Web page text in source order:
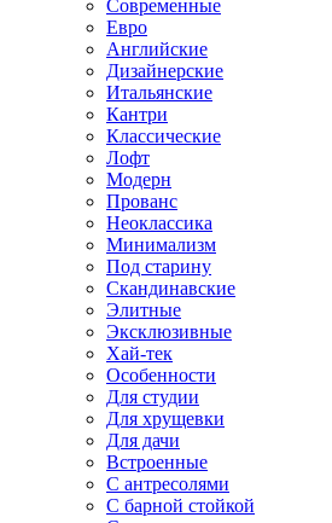
Современные
Евро
Английские
Дизайнерские
Итальянские
Кантри
Классические
Лофт
Модерн
Прованс
Неоклассика
Минимализм
Под старину
Скандинавские
Элитные
Эксклюзивные
Хай-тек
Особенности
Для студии
Для хрущевки
Для дачи
Встроенные
С антресолями
С барной стойкой